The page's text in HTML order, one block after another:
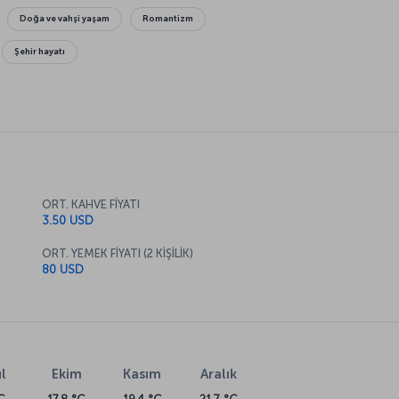
Doğa ve vahşi yaşam Romantizm
Şehir hayatı
ORT. KAHVE FİYATI
3.50 USD
ORT. YEMEK FİYATI (2 KİŞİLİK)
80 USD
Ekim Kasım Aralık